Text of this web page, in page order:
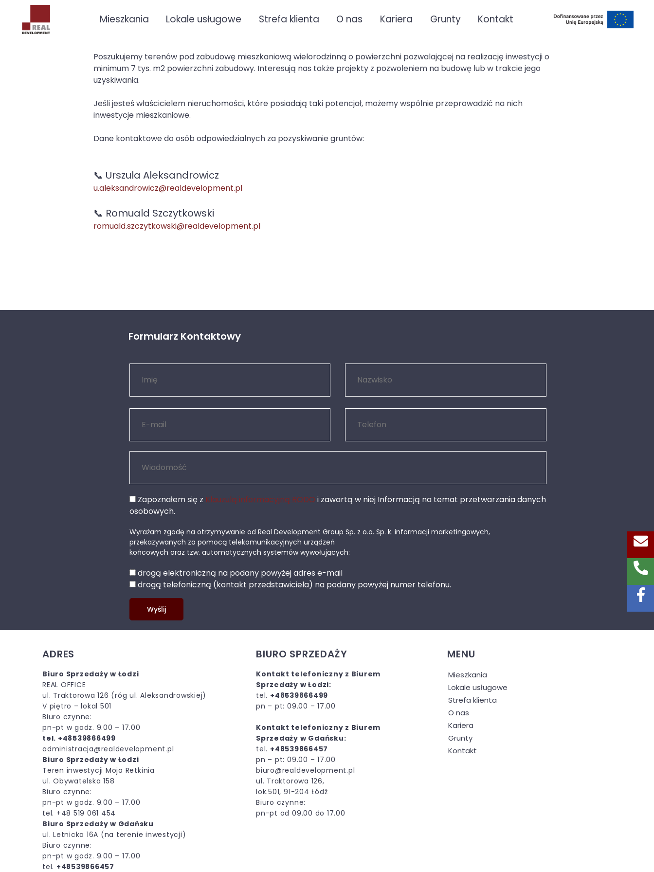
Mieszkania Lokale usługowe Strefa klienta O nas Kariera Grunty Kontakt
Poszukujemy terenów pod zabudowę mieszkaniową wielorodzinną o powierzchni pozwalającej na realizację inwestycji o
minimum 7 tys. m2 powierzchni zabudowy. Interesują nas także projekty z pozwoleniem na budowę lub w trakcie jego
uzyskiwania.
Jeśli jesteś właścicielem nieruchomości, które posiadają taki potencjał, możemy wspólnie przeprowadzić na nich
inwestycje mieszkaniowe.
Dane kontaktowe do osób odpowiedzialnych za pozyskiwanie gruntów:
📞 Urszula Aleksandrowicz
u.aleksandrowicz@realdevelopment.pl
📞 Romuald Szczytkowski
romuald.szczytkowski@realdevelopment.pl
Formularz Kontaktowy
Zapoznałem się z Klauzulą informacyjną RODO i zawartą w niej Informacją na temat przetwarzania danych
osobowych.
Wyrażam zgodę na otrzymywanie od Real Development Group Sp. z o.o. Sp. k. informacji marketingowych,
przekazywanych za pomocą telekomunikacyjnych urządzeń
końcowych oraz tzw. automatycznych systemów wywołujących:
drogą elektroniczną na podany powyżej adres e-mail
drogą telefoniczną (kontakt przedstawiciela) na podany powyżej numer telefonu.
ADRES
Biuro Sprzedaży w Łodzi
REAL OFFICE
ul. Traktorowa 126 (róg ul. Aleksandrowskiej)
V piętro – lokal 501
Biuro czynne:
pn-pt w godz. 9.00 – 17.00
tel. +48539866499
administracja@realdevelopment.pl
Biuro Sprzedaży w Łodzi
Teren inwestycji Moja Retkinia
ul. Obywatelska 158
Biuro czynne:
pn-pt w godz. 9.00 – 17.00
tel. +48 519 061 454
Biuro Sprzedaży w Gdańsku
ul. Letnicka 16A (na terenie inwestycji)
Biuro czynne:
pn-pt w godz. 9.00 – 17.00
tel. +48539866457
BIURO SPRZEDAŻY
Kontakt telefoniczny z Biurem
Sprzedaży w Łodzi:
tel. +48539866499
pn – pt: 09.00 – 17.00
Kontakt telefoniczny z Biurem
Sprzedaży w Gdańsku:
tel. +48539866457
pn – pt: 09.00 – 17.00
biuro@realdevelopment.pl
ul. Traktorowa 126,
lok.501, 91-204 Łódź
Biuro czynne:
pn-pt od 09.00 do 17.00
MENU
Mieszkania
Lokale usługowe
Strefa klienta
O nas
Kariera
Grunty
Kontakt